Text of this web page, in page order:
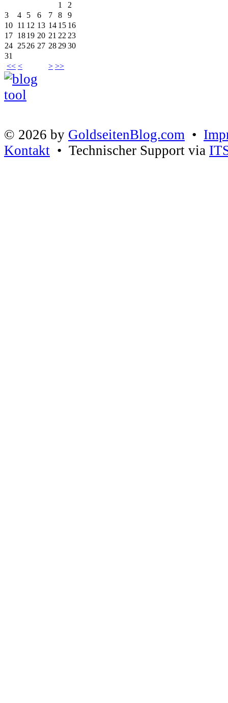
<< < > >>
1
2
3
4 5 6 7 8
9
10 11 12 13 14 15 16
17 1819 20 21 22 23
24 2526 27 28 2930
31
© 2026 by GoldseitenBlog.com •
Kontakt • Technischer Support via